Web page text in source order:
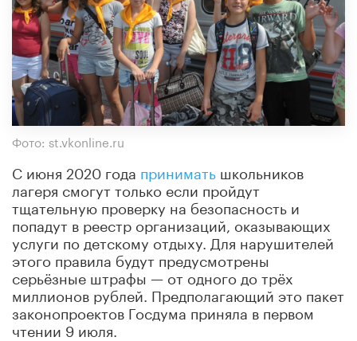
Фото: st.vkonline.ru
С июня 2020 года принимать школьников
лагеря смогут только если пройдут
тщательную проверку на безопасность и
попадут в реестр организаций, оказывающих
услуги по детскому отдыху. Для нарушителей
этого правила будут предусмотрены
серьёзные штрафы — от одного до трёх
миллионов рублей. Предполагающий это пакет
законопроектов Госдума приняла в первом
чтении 9 июля.